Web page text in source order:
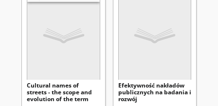
Cultural names of
streets - the scope and
evolution of the term
Efektywność nakładów
publicznych na badania i
rozwój